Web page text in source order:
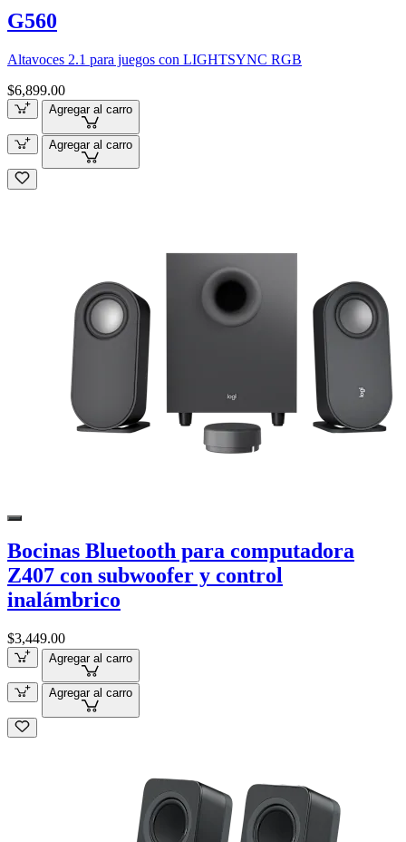
G560
Altavoces 2.1 para juegos con LIGHTSYNC RGB
$6,899.00
Agregar al carro
Agregar al carro
Bocinas Bluetooth para computadora
Z407 con subwoofer y control
inalámbrico
$3,449.00
Agregar al carro
Agregar al carro